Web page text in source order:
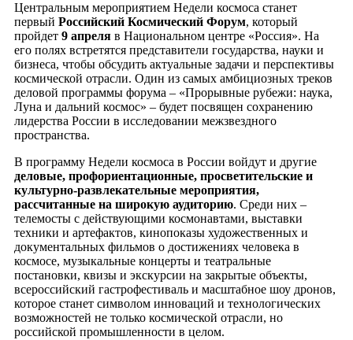
Центральным мероприятием Недели космоса станет
первый Российский Космический Форум, который
пройдет 9 апреля в Национальном центре «Россия». На
его полях встретятся представители государства, науки и
бизнеса, чтобы обсудить актуальные задачи и перспективы
космической отрасли. Один из самых амбициозных треков
деловой программы форума – «Прорывные рубежи: наука,
Луна и дальний космос» – будет посвящен сохранению
лидерства России в исследовании межзвездного
пространства.
В программу Недели космоса в России войдут и другие
деловые, профориентационные, просветительские и
культурно-развлекательные мероприятия,
рассчитанные на широкую аудиторию. Среди них –
телемосты с действующими космонавтами, выставки
техники и артефактов, кинопоказы художественных и
документальных фильмов о достижениях человека в
космосе, музыкальные концерты и театральные
постановки, квизы и экскурсии на закрытые объекты,
всероссийский гастрофестиваль и масштабное шоу дронов,
которое станет символом инноваций и технологических
возможностей не только космической отрасли, но
российской промышленности в целом.